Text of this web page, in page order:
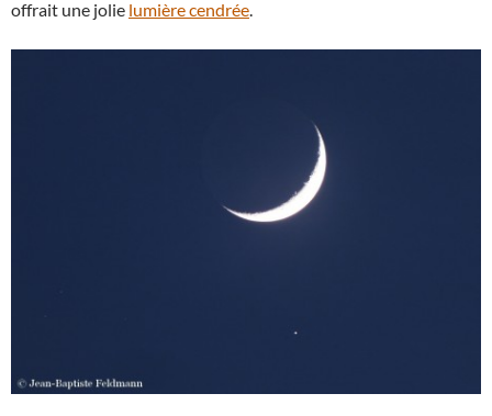
offrait une jolie lumière cendrée